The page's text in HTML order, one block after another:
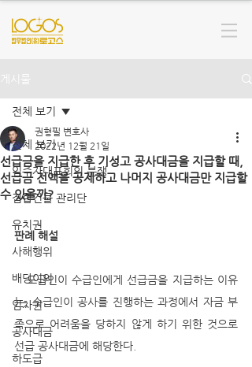
게시물
전체 보기
입주자대표회의 분쟁
집합건물 관리단
유치권
사해행위
배당이의
임차권
공사대금
하도급
전체 보기
선급금을 지급한 후 기성고 공사대금을 지급할 때,
선급금 전액을 공제하고 나머지 공사대금만 지급할
수 있을까?
권형필 변호사
2022년 12월 21일
판례 해설
   도급인이 수급인에게 선급금을 지급하는 이유
는, 수급인이 공사를 진행하는 과정에서 자금 부
족으로 어려움을 당하지 않게 하기 위한 것으로
선급 공사대금에 해당한다.